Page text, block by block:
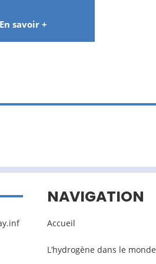
En savoir +
NAVIGATION
Accueil
L’hydrogène dans le monde